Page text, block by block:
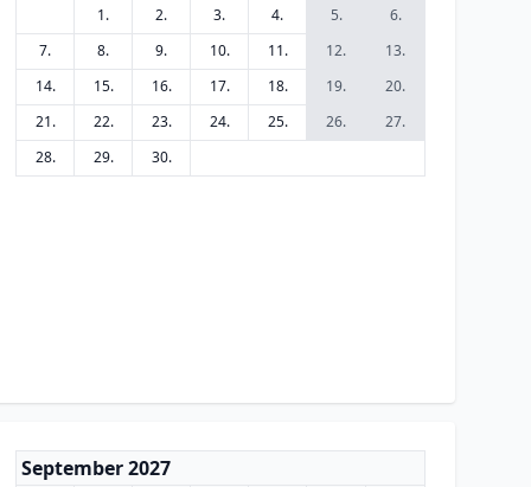
1.
2. 3. 4. 5.
6.
7.
8. 9. 10. 11. 12.
13.
14.
15. 16. 17. 18. 19.
20.
21.
22. 23. 24. 25. 26.
27.
28.
29. 30.
September 2027